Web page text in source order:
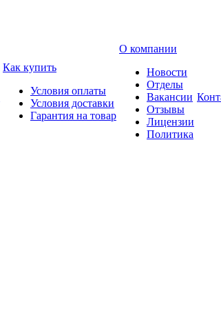
Как купить
Условия оплаты
Условия доставки
Гарантия на товар
О компании
Новости
Отделы
Вакансии
Отзывы
Лицензии
Политика